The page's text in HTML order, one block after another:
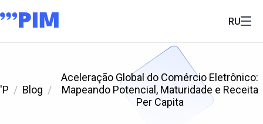
RU
'P Blog
Aceleração Global do Comércio Eletrônico:
Mapeando Potencial, Maturidade e Receita
Per Capita